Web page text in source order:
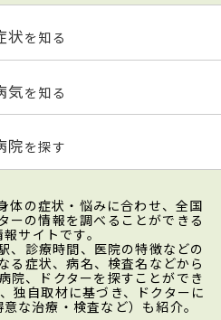
状を知る
気を知る
院を探す
体の症状・悩みに合わせ、全国
ーの情報を調べることができる
サイトです。
、診療時間、医院の特徴などの
る症状、病名、検査名などから
院、ドクターを探すことができ
独自取材に基づき、ドクターに
な治療・検査など）も紹介。